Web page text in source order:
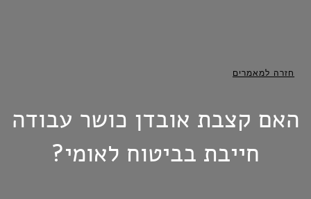
חזרה למאמרים
האם קצבת אובדן כושר עבודה
חייבת בביטוח לאומי?